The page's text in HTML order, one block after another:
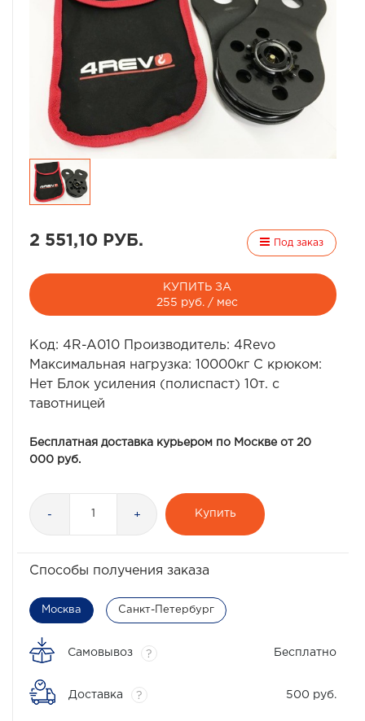
2 551,10 РУБ. Под заказ
КУПИТЬ ЗА
255 руб. / мес
Код: 4R-A010 Производитель: 4Revo
Максимальная нагрузка: 10000кг С крюком:
Нет Блок усиления (полиспаст) 10т. с
тавотницей
Бесплатная доставка курьером по Москве от 20
000 руб.
- + Купить
Способы получения заказа
Москва Санкт-Петербург
Самовывоз ? Бесплатно
Доставка ? 500 руб.